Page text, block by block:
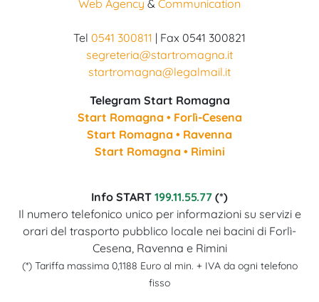
Web Agency & Communication
Tel 0541 300811 | Fax 0541 300821
segreteria@startromagna.it
startromagna@legalmail.it
Telegram Start Romagna
Start Romagna • Forlì-Cesena
Start Romagna • Ravenna
Start Romagna • Rimini
Info START 199.11.55.77 (*)
Il numero telefonico unico per informazioni su servizi e
orari del trasporto pubblico locale nei bacini di Forlì-
Cesena, Ravenna e Rimini
(*) Tariffa massima 0,1188 Euro al min. + IVA da ogni telefono
fisso